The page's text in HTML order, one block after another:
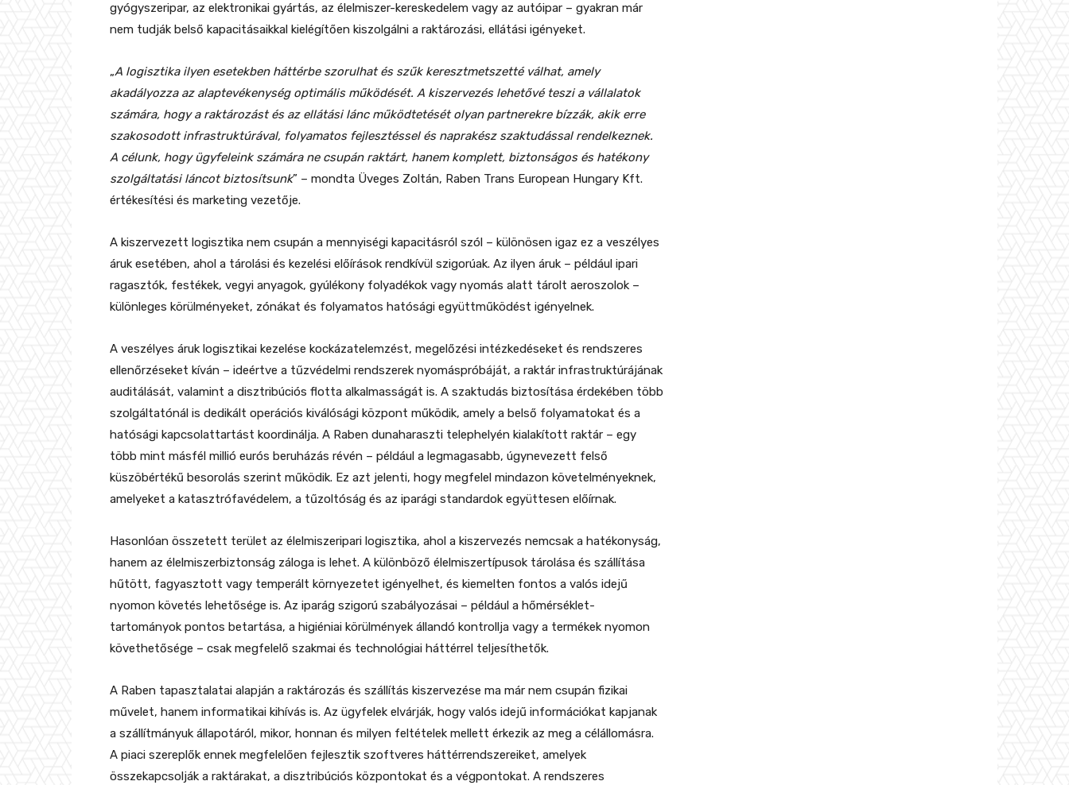
gyógyszeripar, az elektronikai gyártás, az élelmiszer-kereskedelem vagy az autóipar – gyakran már
nem tudják belső kapacitásaikkal kielégítően kiszolgálni a raktározási, ellátási igényeket.
„A logisztika ilyen esetekben háttérbe szorulhat és szűk keresztmetszetté válhat, amely
akadályozza az alaptevékenység optimális működését. A kiszervezés lehetővé teszi a vállalatok
számára, hogy a raktározást és az ellátási lánc működtetését olyan partnerekre bízzák, akik erre
szakosodott infrastruktúrával, folyamatos fejlesztéssel és naprakész szaktudással rendelkeznek.
A célunk, hogy ügyfeleink számára ne csupán raktárt, hanem komplett, biztonságos és hatékony
szolgáltatási láncot biztosítsunk” – mondta Üveges Zoltán, Raben Trans European Hungary Kft.
értékesítési és marketing vezetője.
A kiszervezett logisztika nem csupán a mennyiségi kapacitásról szól – különösen igaz ez a veszélyes
áruk esetében, ahol a tárolási és kezelési előírások rendkívül szigorúak. Az ilyen áruk – például ipari
ragasztók, festékek, vegyi anyagok, gyúlékony folyadékok vagy nyomás alatt tárolt aeroszolok –
különleges körülményeket, zónákat és folyamatos hatósági együttműködést igényelnek.
A veszélyes áruk logisztikai kezelése kockázatelemzést, megelőzési intézkedéseket és rendszeres
ellenőrzéseket kíván – ideértve a tűzvédelmi rendszerek nyomáspróbáját, a raktár infrastruktúrájának
auditálását, valamint a disztribúciós flotta alkalmasságát is. A szaktudás biztosítása érdekében több
szolgáltatónál is dedikált operációs kiválósági központ működik, amely a belső folyamatokat és a
hatósági kapcsolattartást koordinálja. A Raben dunaharaszti telephelyén kialakított raktár – egy
több mint másfél millió eurós beruházás révén – például a legmagasabb, úgynevezett felső
küszöbértékű besorolás szerint működik. Ez azt jelenti, hogy megfelel mindazon követelményeknek,
amelyeket a katasztrófavédelem, a tűzoltóság és az iparági standardok együttesen előírnak.
Hasonlóan összetett terület az élelmiszeripari logisztika, ahol a kiszervezés nemcsak a hatékonyság,
hanem az élelmiszerbiztonság záloga is lehet. A különböző élelmiszertípusok tárolása és szállítása
hűtött, fagyasztott vagy temperált környezetet igényelhet, és kiemelten fontos a valós idejű
nyomon követés lehetősége is. Az iparág szigorú szabályozásai – például a hőmérséklet-
tartományok pontos betartása, a higiéniai körülmények állandó kontrollja vagy a termékek nyomon
követhetősége – csak megfelelő szakmai és technológiai háttérrel teljesíthetők.
A Raben tapasztalatai alapján a raktározás és szállítás kiszervezése ma már nem csupán fizikai
művelet, hanem informatikai kihívás is. Az ügyfelek elvárják, hogy valós idejű információkat kapjanak
a szállítmányuk állapotáról, mikor, honnan és milyen feltételek mellett érkezik az meg a célállomásra.
A piaci szereplők ennek megfelelően fejlesztik szoftveres háttérrendszereiket, amelyek
összekapcsolják a raktárakat, a disztribúciós központokat és a végpontokat. A rendszeres